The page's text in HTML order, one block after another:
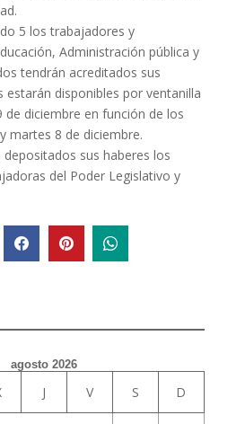
5 los trabajadores y
Administración pública y
tendrán acreditados sus
estarán disponibles por ventanilla
de diciembre en función de los
martes 8 de diciembre.
depositados sus haberes los
del Poder Legislativo y
agosto 2026
J V S D